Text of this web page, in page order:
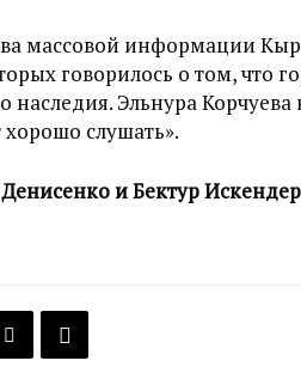
массовой информации
говорилось о том, что
наследия. Эльнура
слушать».
и Бектур Искендер